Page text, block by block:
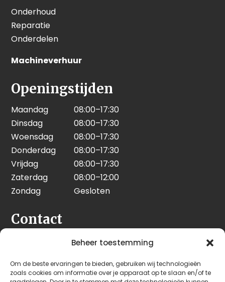
Beheer toestemming
Om de beste ervaringen te bieden, gebruiken wij technologieën
zoals cookies om informatie over je apparaat op te slaan en/of te
Onderhoud
Reparatie
Onderdelen
Machineverhuur
Openingstijden
Maandag
08:00–17:30
Dinsdag
08:00–17:30
Woensdag
08:00–17:30
Donderdag
08:00–17:30
Vrijdag
08:00–17:30
Zaterdag
08:00–12:00
Zondag
Gesloten
Contact
Seeleman & Hoogendoorn
3628 GD Kockengen